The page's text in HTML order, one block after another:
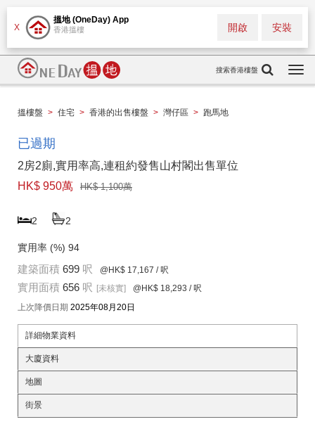
X
搵地 (OneDay) App
香港搵樓 安裝
開啟
搜索香港樓盤
搵樓盤 > 住宅 > 香港的出售樓盤 > 灣仔區 > 跑馬地
已過期
2房2廁,實用率高,連租約發售山村閣出售單位
HK$ 950萬
HK$ 1,100萬
2 2
實用率 (%) 94
建築面積 699 呎 @HK$ 17,167 / 呎
實用面積 656 呎 [未核實] @HK$ 18,293 / 呎
上次降價日期 2025年08月20日
詳細物業資料
大廈資料
地圖
街景